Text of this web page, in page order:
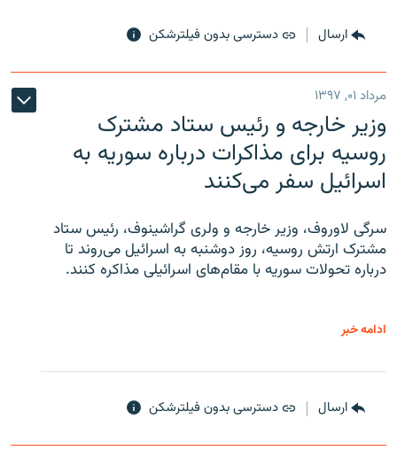
ارسال دسترسی بدون فیلترشکن
مرداد ۰۱, ۱۳۹۷
وزیر خارجه و رئیس‌ ستاد مشترک
روسیه برای مذاکرات درباره سوریه به
اسرائیل سفر می‌کنند
سرگی لاوروف، وزیر خارجه و ولری گراشینوف، رئیس ستاد
مشترک ارتش روسیه، روز دوشنبه به اسرائیل می‌روند تا
درباره تحولات سوریه با مقام‌های اسرائیلی مذاکره کنند.
ادامه خبر
ارسال دسترسی بدون فیلترشکن